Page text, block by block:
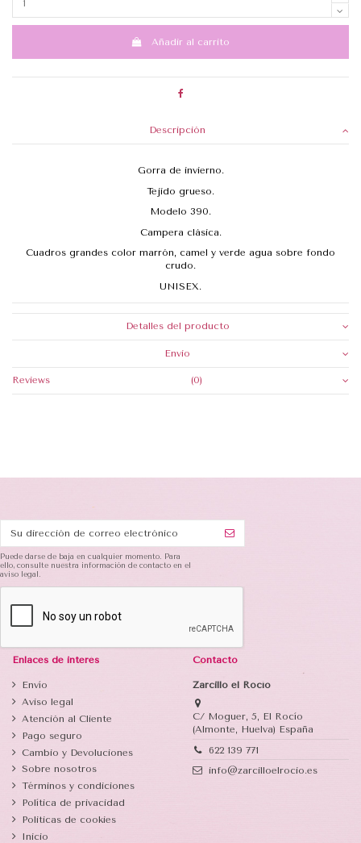
Añadir al carrito
Descripción
Gorra de invierno.
Tejido grueso.
Modelo 390.
Campera clásica.
Cuadros grandes color marrón, camel y verde agua sobre fondo
crudo.
UNISEX.
Detalles del producto
Envio
Reviews (0)
Puede darse de baja en cualquier momento. Para
ello, consulte nuestra información de contacto en el
aviso legal.
Enlaces de interés
Envío
Aviso legal
Atención al Cliente
Pago seguro
Cambio y Devoluciones
Sobre nosotros
Términos y condiciones
Política de privacidad
Politicas de cookies
Inicio
Contacto
Zarcillo el Rocío
C/ Moguer, 5, El Rocío
(Almonte, Huelva) España
622 139 771
info@zarcilloelrocio.es